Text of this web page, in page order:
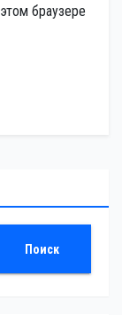
браузере
Поиск